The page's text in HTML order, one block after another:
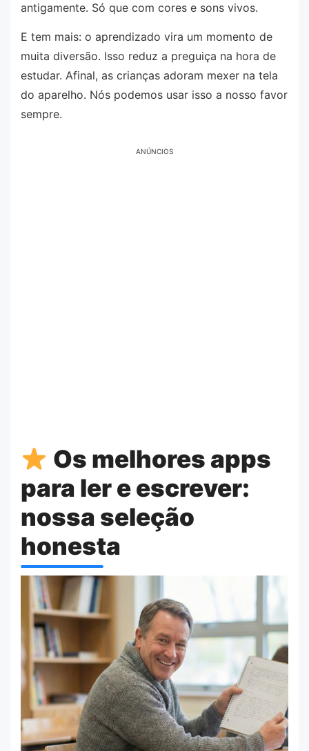
antigamente. Só que com cores e sons vivos.
E tem mais: o aprendizado vira um momento de
muita diversão. Isso reduz a preguiça na hora de
estudar. Afinal, as crianças adoram mexer na tela
do aparelho. Nós podemos usar isso a nosso favor
sempre.
ANÚNCIOS
Os melhores apps
para ler e escrever:
nossa seleção
honesta